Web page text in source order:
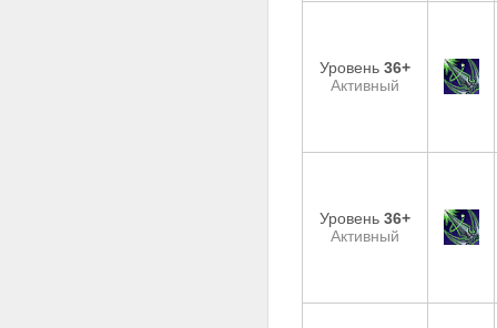
Уровень 36+
Активный
Уровень 36+
Активный